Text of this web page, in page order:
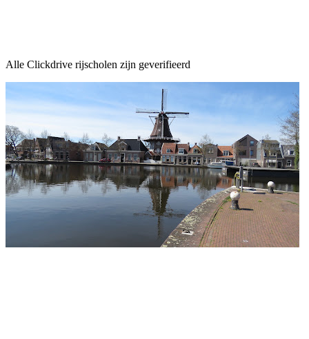
Alle Clickdrive rijscholen zijn geverifieerd